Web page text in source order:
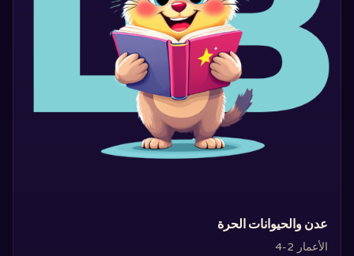
‏عدن والحيوانات الحرة‏
الأعمار 2-4